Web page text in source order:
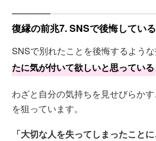
復縁の前兆7. SNSで後悔してい
SNSで別れたことを後悔するような
たに気が付いて欲しいと思っている
わざと自分の気持ちを見せびらか
を狙っています。
「大切な人を失ってしまったこと